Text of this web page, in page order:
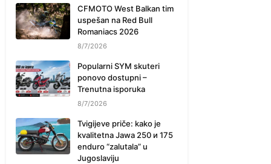
CFMOTO West Balkan tim
uspešan na Red Bull
Romaniacs 2026
8/7/2026
Popularni SYM skuteri
ponovo dostupni –
Trenutna isporuka
8/7/2026
Tvigijeve priče: kako je
kvalitetna Jawa 250 и 175
enduro “zalutala” u
Jugoslaviju